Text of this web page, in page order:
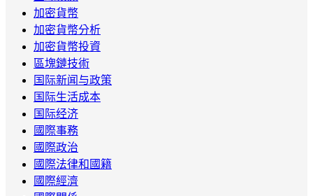
加密貨幣
加密貨幣分析
加密貨幣投資
區塊鏈技術
国际新闻与政策
国际生活成本
国际经济
國際事務
國際政治
國際法律和國籍
國際經濟